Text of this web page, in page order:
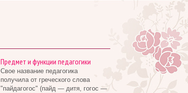
Предмет и функции педагогики
Свое название педагогика
получила от греческого слова
"пайдагогос" (пайд — дитя, гогос —